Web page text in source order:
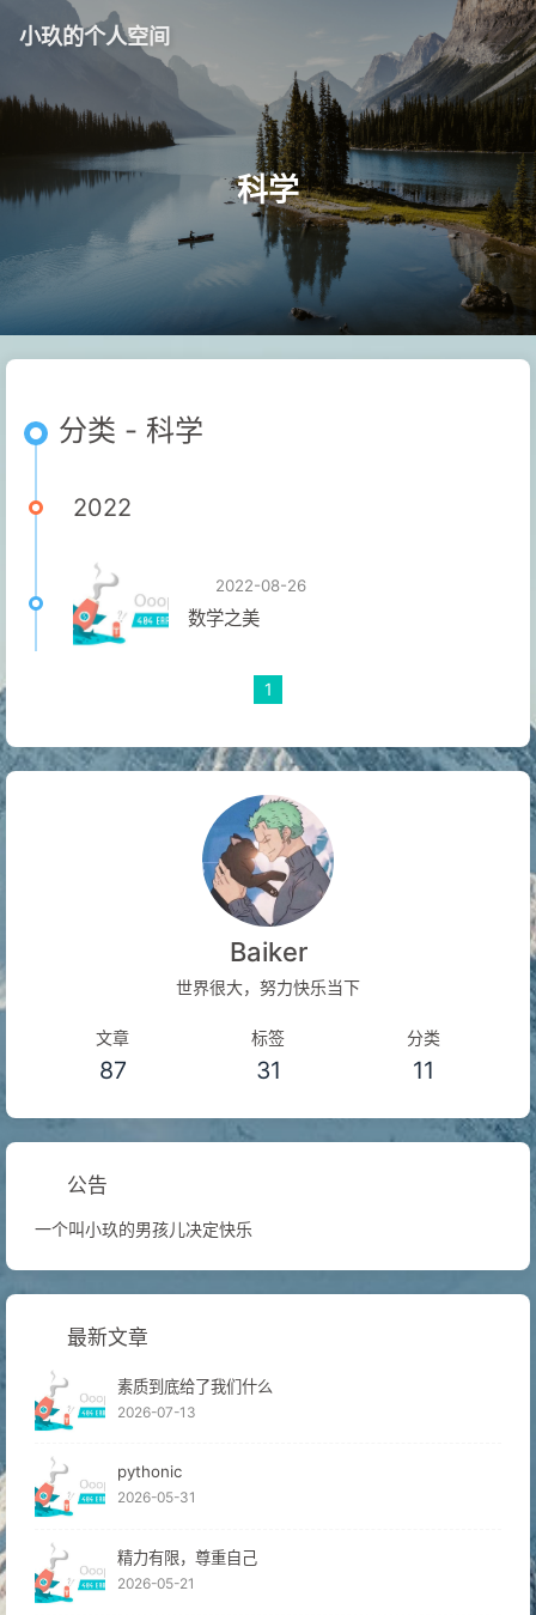
小玖的个人空间
科学
分类 - 科学
2022
2022-08-26
数学之美
1
Baiker
世界很大，努力快乐当下
文章
87
标签
31
分类
11
公告
一个叫小玖的男孩儿决定快乐
最新文章
素质到底给了我们什么
2026-07-13
pythonic
2026-05-31
精力有限，尊重自己
2026-05-21